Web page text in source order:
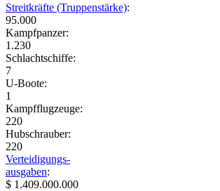
Streitkräfte (Truppenstärke):
95.000
Kampfpanzer:
1.230
Schlachtschiffe:
7
U-Boote:
1
Kampfflugzeuge:
220
Hubschrauber:
220
Verteidigungs-
ausgaben:
$ 1.409.000.000